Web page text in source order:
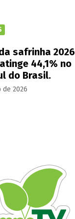
safrinha 2026
44,1% no
do Brasil.
de 2026